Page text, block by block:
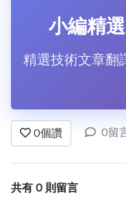
小編精
精選技術文章翻
0個讚 0留
共有 0 則留言